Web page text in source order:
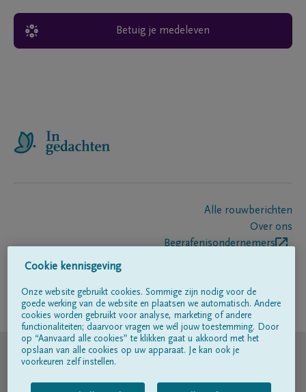
Betuig je medeleven
Alle rouwberichten
Over ons
Begrafenisondernemers
Volg ons op
© DELA
Gebruiksvoorwaarden
Cookie kennisgeving
Onze website gebruikt cookies. Sommige zijn nodig voor de
goede werking van de website en plaatsen we automatisch. Andere
cookies worden gebruikt voor analyse, marketing of andere
functionaliteiten; daarvoor vragen we wél jouw toestemming. Door
op “Aanvaard alle cookies” te klikken gaat u akkoord met het
opslaan van alle cookies op uw apparaat. Je kan ook je
voorkeuren zelf instellen.